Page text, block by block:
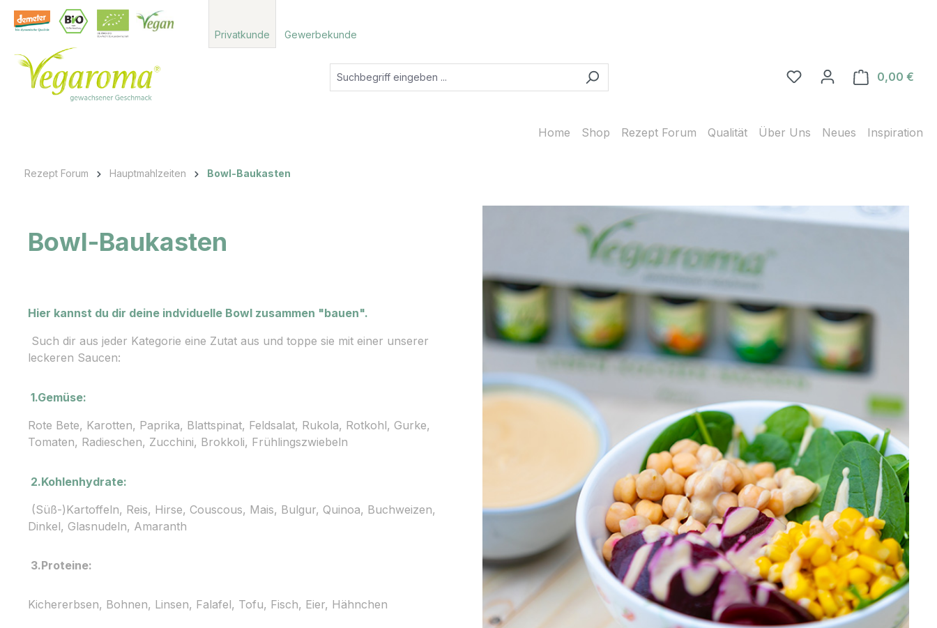
Hauptinhalt springen
Zur Suche springen
Zur Hauptnavigation springen
Privatkunde
Gewerbekunde
0,00 €
Home Shop Rezept Forum Qualität Über Uns Neues Inspiration
Rezept Forum Hauptmahlzeiten Bowl-Baukasten
Bowl-Baukasten
Hier kannst du dir deine indviduelle Bowl zusammen "bauen".
Such dir aus jeder Kategorie eine Zutat aus und toppe sie mit einer unserer
leckeren Saucen:
1.Gemüse:
Rote Bete, Karotten, Paprika, Blattspinat, Feldsalat, Rukola, Rotkohl, Gurke,
Tomaten, Radieschen, Zucchini, Brokkoli, Frühlingszwiebeln
2.Kohlenhydrate:
(Süß-)Kartoffeln, Reis, Hirse, Couscous, Mais, Bulgur, Quinoa, Buchweizen,
Dinkel, Glasnudeln, Amaranth
3.Proteine:
Kichererbsen, Bohnen, Linsen, Falafel, Tofu, Fisch, Eier, Hähnchen